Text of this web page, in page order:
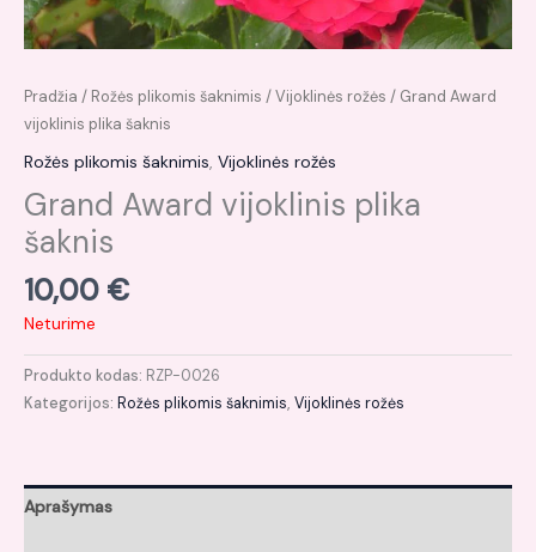
Pradžia / Rožės plikomis šaknimis /Vijoklinės rožės / Grand Award
vijoklinis plika šaknis
Rožės plikomis šaknimis, Vijoklinės rožės
Grand Award vijoklinis plika
šaknis
10,00 €
Neturime
Produkto kodas: RZP-0026
Kategorijos: Rožės plikomis šaknimis, Vijoklinės rožės
Aprašymas